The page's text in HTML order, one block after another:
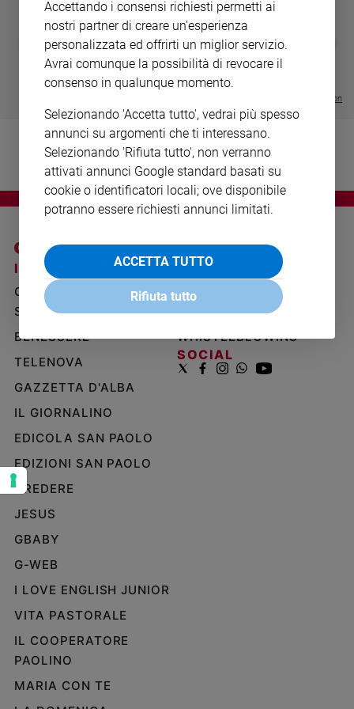
Ambiente
Volontariato
settimana
Migranti
e
inclusione
Costume
e
2026
Cinema,
e
streaming
Libri
Famiglia
ed
educazione
Genitori
figli
Nonni
Coppia
Scuola
LE GRANDI BASILICHE ITALIANE
- VOL DA 1 AL 5
€ 64,50
DIARIO G 2026-27
€ 8,90
- € 8,90
Visualizza tutte le collection
I SITI SAN PAOLO
GRUPPO EDITORIALE
SAN PAOLO
BENESSERE
TELENOVA
GAZZETTA D'ALBA
IL GIORNALINO
EDICOLA SAN PAOLO
EDIZIONI SAN PAOLO
CREDERE
JESUS
GBABY
G-WEB
I LOVE ENGLISH JUNIOR
VITA PASTORALE
IL COOPERATORE
PAOLINO
MARIA CON TE
NOTE LEGALI
PRIVACY POLICY
INFORMATIVA
WHISTLEBLOWING
SOCIAL
Accettando i consensi richiesti permetti ai
nostri partner di creare un'esperienza
personalizzata ed offrirti un miglior servizio.
Avrai comunque la possibilità di revocare il
consenso in qualunque momento.
Selezionando 'Accetta tutto', vedrai più spesso
annunci su argomenti che ti interessano.
Selezionando 'Rifiuta tutto', non verranno
attivati annunci Google standard basati su
cookie o identificatori locali; ove disponibile
potranno essere richiesti annunci limitati.
ACCETTA TUTTO
Rifiuta tutto